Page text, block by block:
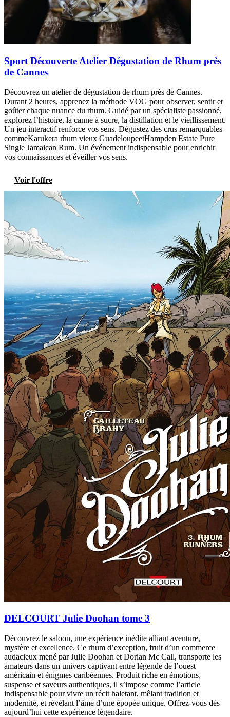
Sport Découverte Atelier Dégustation de Rhum près
de Cannes
Découvrez un atelier de dégustation de rhum près de Cannes.
Durant 2 heures, apprenez la méthode VOG pour observer, sentir et
goûter chaque nuance du rhum. Guidé par un spécialiste passionné,
explorez l’histoire, la canne à sucre, la distillation et le vieillissement.
Un jeu interactif renforce vos sens. Dégustez des crus remarquables
commeKarukera rhum vieux GuadeloupeetHampden Estate Pure
Single Jamaican Rum. Un événement indispensable pour enrichir
vos connaissances et éveiller vos sens.
Voir l'offre
DELCOURT Julie Doohan tome 3
Découvrez le saloon, une expérience inédite alliant aventure,
mystère et excellence. Ce rhum d’exception, fruit d’un commerce
audacieux mené par Julie Doohan et Dorian Mc Call, transporte les
amateurs dans un univers captivant entre légende de l’ouest
américain et énigmes caribéennes. Produit riche en émotions,
suspense et saveurs authentiques, il s’impose comme l’article
indispensable pour vivre un récit haletant, mêlant tradition et
modernité, et révélant l’âme d’une épopée unique. Offrez-vous dès
aujourd’hui cette expérience légendaire.